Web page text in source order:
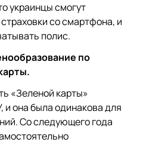
украинцы смогут
со смартфона, и
полис.
по
«Зеленой карты»
она была одинакова для
Со следующего года